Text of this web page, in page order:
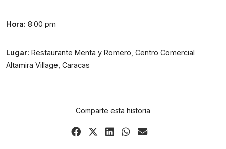
Hora: 8:00 pm
Lugar: Restaurante Menta y Romero, Centro Comercial
Altamira Village, Caracas
Comparte esta historia
Share Share ShareShareShare